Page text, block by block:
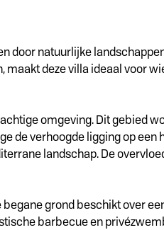
door natuurlijke
deze villa ideaal voor
omgeving. Dit gebied
de verhoogde ligging op een
landschap. De
grond beschikt over
barbecue en